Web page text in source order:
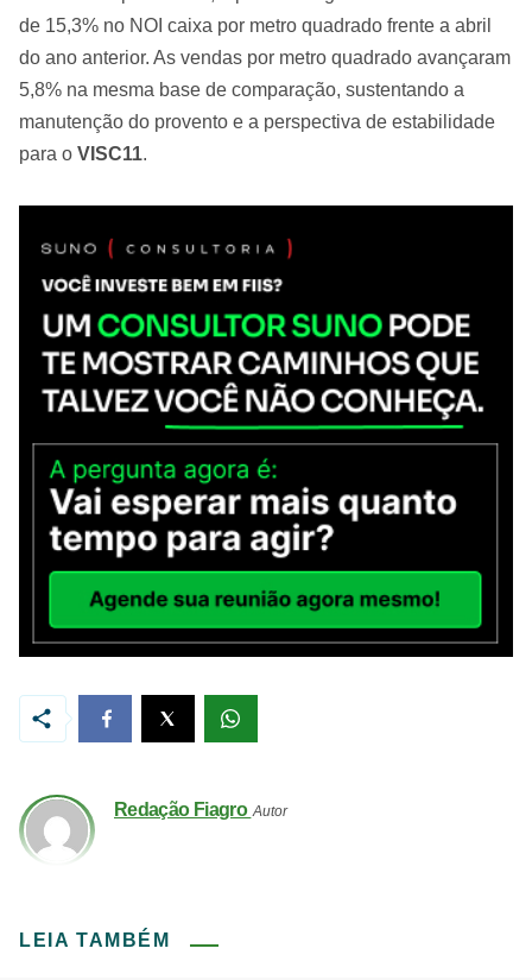
de 15,3% no NOI caixa por metro quadrado frente a abril
do ano anterior. As vendas por metro quadrado avançaram
5,8% na mesma base de comparação, sustentando a
manutenção do provento e a perspectiva de estabilidade
para o VISC11.
Redação Fiagro Autor
LEIA TAMBÉM